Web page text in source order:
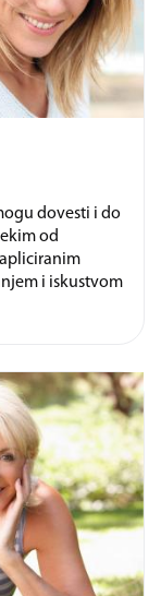
dovesti i do
od
i iskustvom